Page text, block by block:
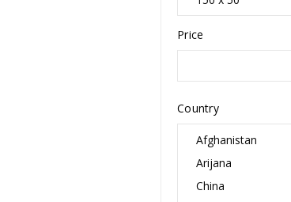
Price
Country